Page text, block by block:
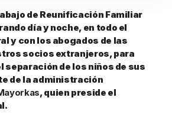
de Reunificación Familiar
día y noche, en todo el
y con los abogados de las
socios extranjeros, para
separación de los niños de sus
de la administración
, quien preside el